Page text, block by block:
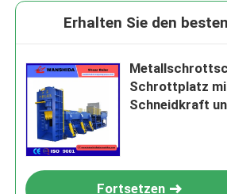
Erhalten Sie den
Schrottplatz
Schneidkraft
Fortsetzen